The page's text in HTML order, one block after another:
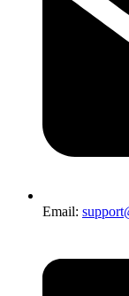
Email: